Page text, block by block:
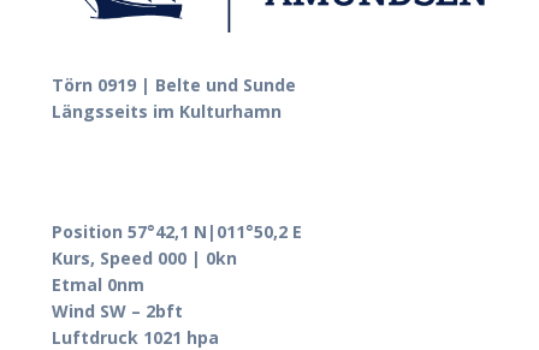
Törn 0919 | Belte und Sunde
Längsseits im Kulturhamn
Position 57°42,1 N|011°50,2 E
Kurs, Speed 000 | 0kn
Etmal 0nm
Wind SW – 2bft
Luftdruck 1021 hpa